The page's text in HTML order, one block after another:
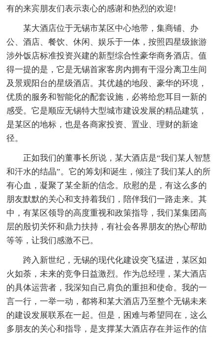
有的来宾朋友们表示衷心的感谢和热烈的欢迎!
某大酒店位于无锡市某区中心地带，集商铺、办
公、酒店、餐饮、休闲、娱乐于一体，按照四星级旅游
涉外饭店标准投资兴建的新型综合性豪华商务酒店。值
得一提的是，它是无锡首家客房内拥有干湿分离卫生间
及景观阳台的星级酒店。其优越的地段、豪华的环境，
优质的服务和智能化的配套设施，必将给您耳目一新的
感受。它是顺应无锡特大型城市建设发展的精品建筑，
是某区的地标，也是各商家投资、置业、理财的新途
径。
正如我们的董事长所说，某大酒店是“我们某人智慧
和汗水的结晶”。它的筹划和诞生，倾注了我们某人的所
有心血，凝聚了某全新的信念。欣慰的是，有这么多的
朋友默默的关心和支持着我们，陪伴我们一路走来。其
中，有某区领导的高度重视和政策指导，我们某集团高
层的殷切关怀和鼎力扶持，有社会各界朋友的热心帮助
等等，让我们感激不已。
跨入新世纪，无锡的现代化建设突飞猛进，某区如
火如荼，未来的竞争日益激烈。作为总经理，某大酒店
的具体运营者，我深知自己肩负的重担和使命。我的一
言一行，一举一动，都将和某大酒店乃至整个无锡未来
的建设发展联系在一起。但是，困难与希望同在，这么
多朋友的关心和指导，是支撑某大酒店存在并运作的信